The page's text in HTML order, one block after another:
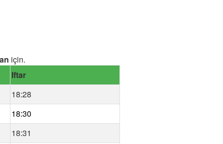
için.
Iftar
18:28
18:30
18:31